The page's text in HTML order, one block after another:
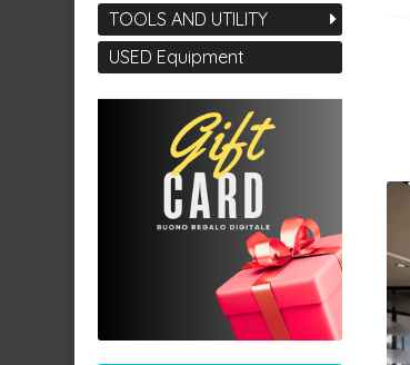
TOOLS AND UTILITY
USED Equipment